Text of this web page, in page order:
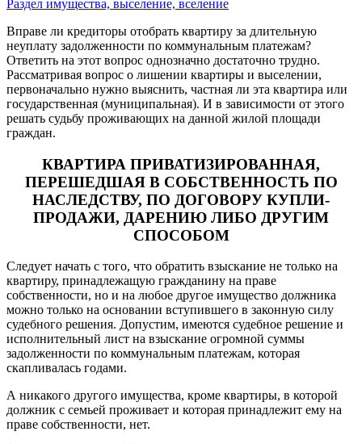
Раздел имущества, выселение, вселение
Вправе ли кредиторы отобрать квартиру за длительную
неуплату задолженности по коммунальным платежам?
Ответить на этот вопрос однозначно достаточно трудно.
Рассматривая вопрос о лишении квартиры и выселении,
первоначально нужно выяснить, частная ли эта квартира или
государственная (муниципальная). И в зависимости от этого
решать судьбу проживающих на данной жилой площади
граждан.
КВАРТИРА ПРИВАТИЗИРОВАННАЯ,
ПЕРЕШЕДШАЯ В СОБСТВЕННОСТЬ ПО
НАСЛЕДСТВУ, ПО ДОГОВОРУ КУПЛИ-
ПРОДАЖИ, ДАРЕНИЮ ЛИБО ДРУГИМ
СПОСОБОМ
Следует начать с того, что обратить взыскание не только на
квартиру, принадлежащую гражданину на праве
собственности, но и на любое другое имущество должника
можно только на основании вступившего в законную силу
судебного решения. Допустим, имеются судебное решение и
исполнительный лист на взыскание огромной суммы
задолженности по коммунальным платежам, которая
скапливалась годами.
А никакого другого имущества, кроме квартиры, в которой
должник с семьей проживает и которая принадлежит ему на
праве собственности, нет.